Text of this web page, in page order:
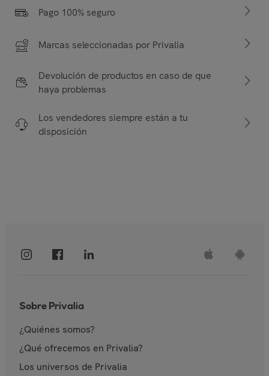
Pago 100% seguro
Marcas seleccionadas por Privalia
Devolución de productos en caso de que
haya problemas
Los vendedores siempre están a tu
disposición
Sobre Privalia
¿Quiénes somos?
¿Qué ofrecemos en Privalia?
Los universos de Privalia